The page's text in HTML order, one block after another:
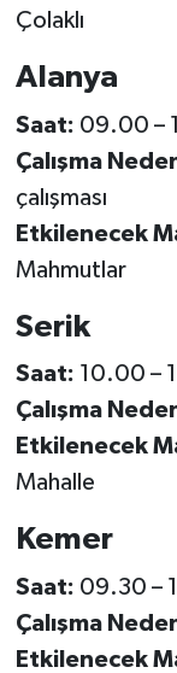
Çolaklı
Alanya
Saat: 09.00 –
Çalışma
çalışması
Etkilenecek
Mahmutlar
Serik
Saat: 10.00 –
Çalışma
Etkilenecek
Mahalle
Kemer
Saat: 09.30 –
Çalışma
Etkilenecek